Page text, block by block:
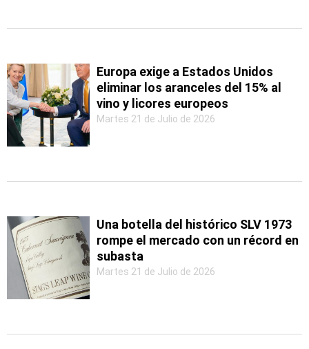
Europa exige a Estados Unidos
eliminar los aranceles del 15% al
vino y licores europeos
Martes 21 de Julio de 2026
Una botella del histórico SLV 1973
rompe el mercado con un récord en
subasta
Martes 21 de Julio de 2026